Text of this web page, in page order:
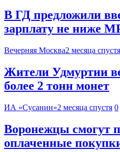
В ГД предложили
зарплату не ниже
Вечерняя Москва2 месяца спустя
Жители Удмуртии
более 2 тонн монет
ИА «Сусанин»2 месяца спустя 0
Воронежцы смогут
оплаченные